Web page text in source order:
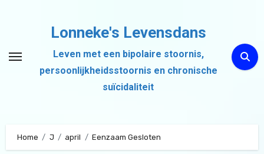
inhoud
Lonneke's Levensdans
Leven met een bipolaire stoornis,
persoonlijkheidsstoornis en chronische
suïcidaliteit
Home J april Eenzaam Gesloten